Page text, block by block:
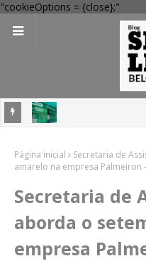
"cookieOptions = {close};"
compras
Página inicial
Secretaria de
amarelo na empresa Palmeiron
Secretaria de
aborda o
empresa